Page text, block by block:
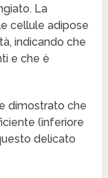
La
cellule adipose
indicando che
e che è
dimostrato che
(inferiore
delicato